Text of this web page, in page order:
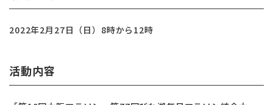
2022年2月27日（日）8時から12時
活動内容